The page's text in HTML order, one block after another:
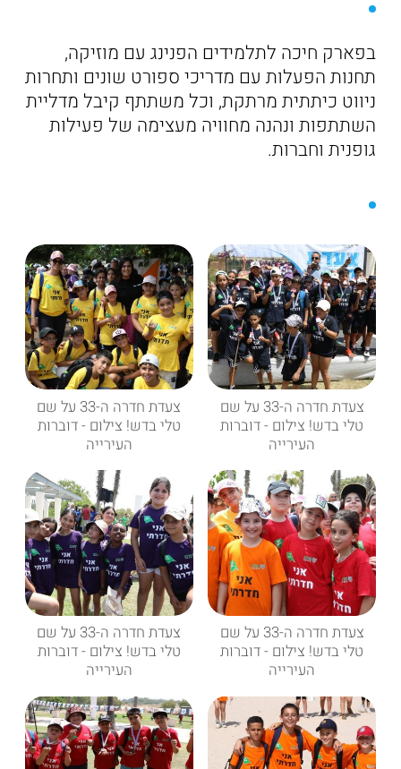
בפארק חיכה לתלמידים הפנינג עם מוזיקה,
תחנות הפעלות עם מדריכי ספורט שונים ותחרות
ניווט כיתתית מרתקת, וכל משתתף קיבל מדליית
השתתפות ונהנה מחוויה מעצימה של פעילות
גופנית וחברות.
צעדת חדרה ה-33 על שם
טלי בדש! צילום - דוברות
העירייה
צעדת חדרה ה-33 על שם
טלי בדש! צילום - דוברות
העירייה
צעדת חדרה ה-33 על שם
טלי בדש! צילום - דוברות
העירייה
צעדת חדרה ה-33 על שם
טלי בדש! צילום - דוברות
העירייה